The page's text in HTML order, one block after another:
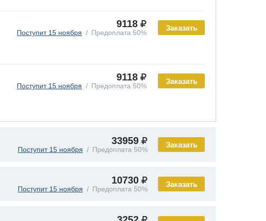
Заказать
9118
Поступит 15 ноября Предоплата 50%
Заказать
9118
Поступит 15 ноября Предоплата 50%
Заказать
33959
Поступит 15 ноября Предоплата 50%
Заказать
10730
Поступит 15 ноября Предоплата 50%